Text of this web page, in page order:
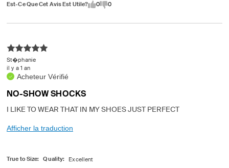
Est-Ce Que Cet Avis Est Utile? 0 0
NO-SHOW SHOCKS
il y a 1 an
St�phanie
Acheteur Vérifié
I LIKE TO WEAR THAT IN MY SHOES JUST PERFECT
Afficher la traduction
True to Size Quality